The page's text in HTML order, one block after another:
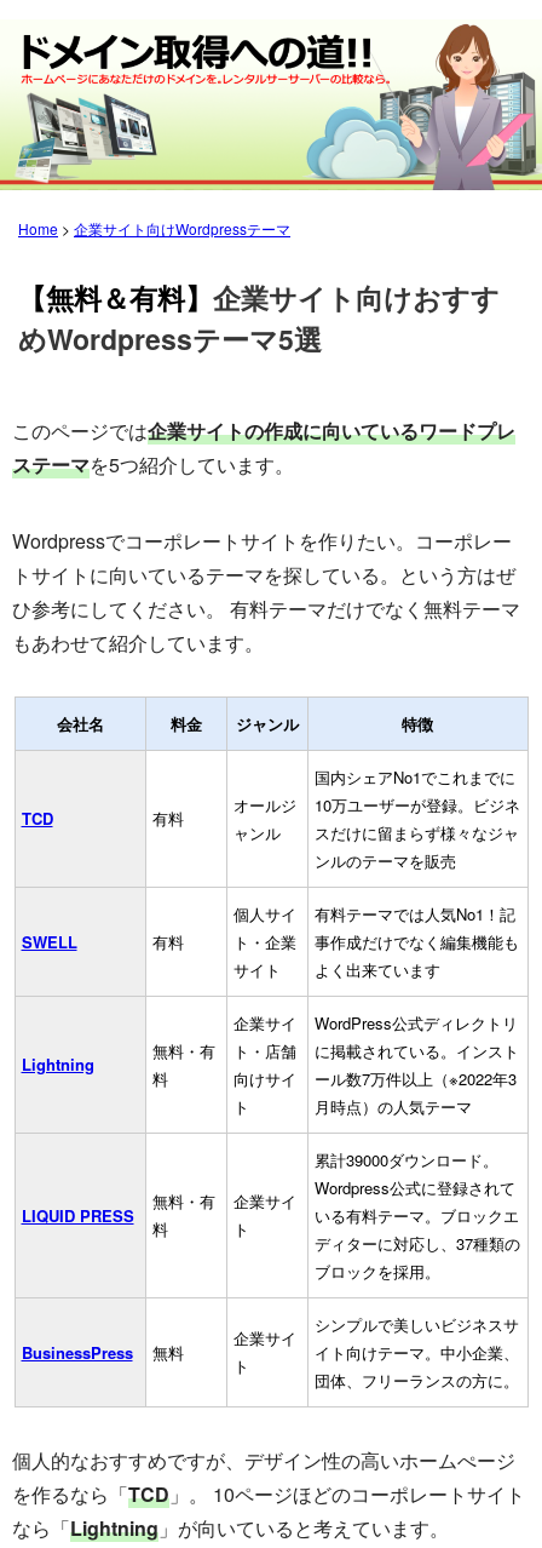
Home > 企業サイト向けWordpressテーマ
【無料＆有料】 企業サイト向けおすす
めWordpressテーマ5選
このページでは企業サイトの作成に向いているワードプレ
ステーマを5つ紹介しています。
Wordpressでコーポレートサイトを作りたい。コーポレー
トサイトに向いているテーマを探している。という方はぜ
ひ参考にしてください。 有料テーマだけでなく無料テーマ
もあわせて紹介しています。
会社名 料金 ジャンル 特徴
TCD 有料
オールジ
ャンル
国内シェアNo1でこれまでに
10万ユーザーが登録。ビジネ
スだけに留まらず様々なジャ
ンルのテーマを販売
SWELL 有料
個人サイ
ト・企業
サイト
有料テーマでは人気No1！記
事作成だけでなく編集機能も
よく出来ています
Lightning
無料・有
料
企業サイ
ト・店舗
向けサイ
ト
WordPress公式ディレクトリ
に掲載されている。インスト
ール数7万件以上（※2022年3
月時点）の人気テーマ
LIQUID PRESS
無料・有
料
企業サイ
ト
累計39000ダウンロード。
Wordpress公式に登録されて
いる有料テーマ。ブロックエ
ディターに対応し、37種類の
ブロックを採用。
BusinessPress 無料
企業サイ
ト
シンプルで美しいビジネスサ
イト向けテーマ。中小企業、
団体、フリーランスの方に。
個人的なおすすめですが、デザイン性の高いホームぺージ
を作るなら「TCD 」。 10ページほどのコーポレートサイト
なら「Lightning 」が向いていると考えています。